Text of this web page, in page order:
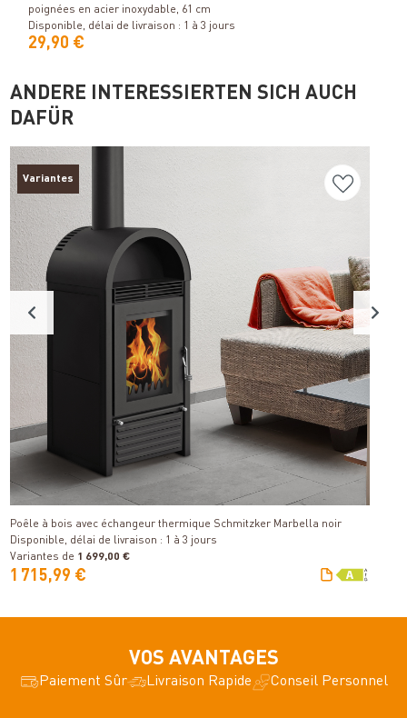
poignées en acier inoxydable, 61 cm
Disponible, délai de livraison : 1 à 3 jours
29,90 €
ANDERE INTERESSIERTEN SICH AUCH
DAFÜR
Variantes
Poêle à bois avec échangeur thermique Schmitzker Marbella noir
Disponible, délai de livraison : 1 à 3 jours
Variantes de 1 699,00 €
1 715,99 €
VOS AVANTAGES
Paiement Sûr Livraison Rapide Conseil Personnel